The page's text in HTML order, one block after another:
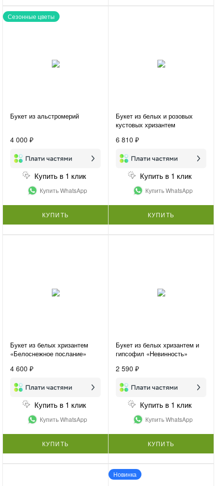
Сезонные цветы
Букет из альстромерий
4 000 ₽
Купить в 1 клик
Купить WhatsApp
КУПИТЬ
Букет из белых и розовых
кустовых хризантем
6 810 ₽
Купить в 1 клик
Купить WhatsApp
КУПИТЬ
Букет из белых хризантем
«Белоснежное послание»
4 600 ₽
Купить в 1 клик
Купить WhatsApp
КУПИТЬ
Букет из белых хризантем и
гипсофил «Невинность»
2 590 ₽
Купить в 1 клик
Купить WhatsApp
КУПИТЬ
Новинка